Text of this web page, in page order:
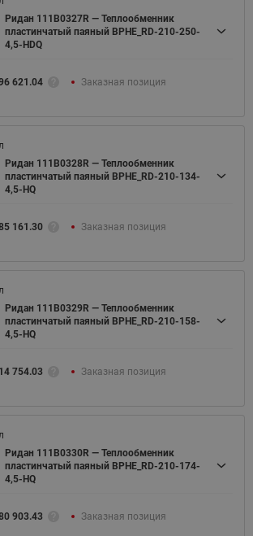
Ридан 111B0327R — Теплообменник
пластинчатый паяный BPHE_RD-210-250-
4,5-HDQ
621.04 Заказная позиция
Ридан 111B0328R — Теплообменник
пластинчатый паяный BPHE_RD-210-134-
4,5-HQ
161.30 Заказная позиция
Ридан 111B0329R — Теплообменник
пластинчатый паяный BPHE_RD-210-158-
4,5-HQ
754.03 Заказная позиция
Ридан 111B0330R — Теплообменник
пластинчатый паяный BPHE_RD-210-174-
4,5-HQ
903.43 Заказная позиция